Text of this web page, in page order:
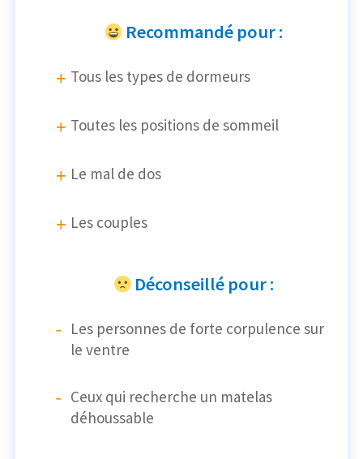
Recommandé pour :
Tous les types de dormeurs
Toutes les positions de sommeil
Le mal de dos
Les couples
Déconseillé pour :
Les personnes de forte corpulence sur
le ventre
Ceux qui recherche un matelas
déhoussable